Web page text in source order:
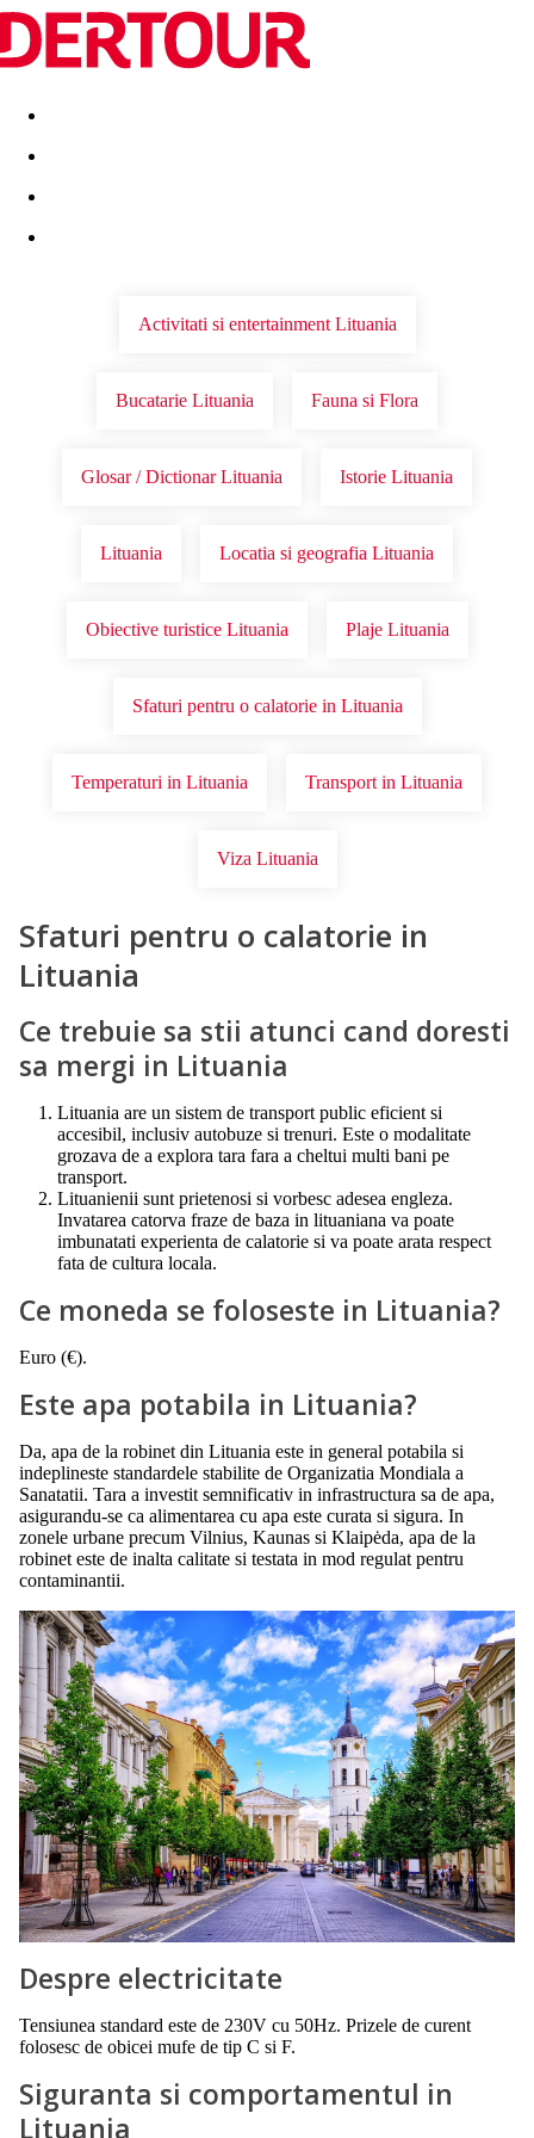
Destinatii Vacanta perfecta OFERTE DE NERATAT
Activitati si entertainment Lituania
Bucatarie Lituania Fauna si Flora
Glosar / Dictionar Lituania Istorie Lituania
Lituania Locatia si geografia Lituania
Obiective turistice Lituania Plaje Lituania
Sfaturi pentru o calatorie in Lituania
Temperaturi in Lituania Transport in Lituania
Viza Lituania
Sfaturi pentru o calatorie in
Lituania
Ce trebuie sa stii atunci cand doresti
sa mergi in Lituania
Lituania are un sistem de transport public eficient si
accesibil, inclusiv autobuze si trenuri. Este o modalitate
grozava de a explora tara fara a cheltui multi bani pe
transport.
Lituanienii sunt prietenosi si vorbesc adesea engleza.
Invatarea catorva fraze de baza in lituaniana va poate
imbunatati experienta de calatorie si va poate arata respect
fata de cultura locala.
Ce moneda se foloseste in Lituania?
Euro (€).
Este apa potabila in Lituania?
Da, apa de la robinet din Lituania este in general potabila si
indeplineste standardele stabilite de Organizatia Mondiala a
Sanatatii. Tara a investit semnificativ in infrastructura sa de apa,
asigurandu-se ca alimentarea cu apa este curata si sigura. In
zonele urbane precum Vilnius, Kaunas si Klaipėda, apa de la
robinet este de inalta calitate si testata in mod regulat pentru
contaminantii.
Despre electricitate
Tensiunea standard este de 230V cu 50Hz. Prizele de curent
folosesc de obicei mufe de tip C si F.
Siguranta si comportamentul in
Lituania